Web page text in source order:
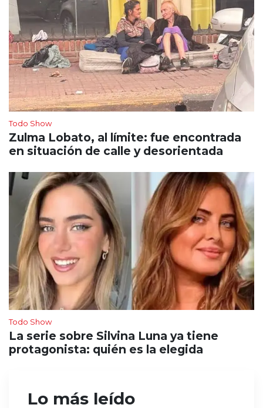
Todo Show
Zulma Lobato, al límite: fue encontrada
en situación de calle y desorientada
Todo Show
La serie sobre Silvina Luna ya tiene
protagonista: quién es la elegida
Lo más leído